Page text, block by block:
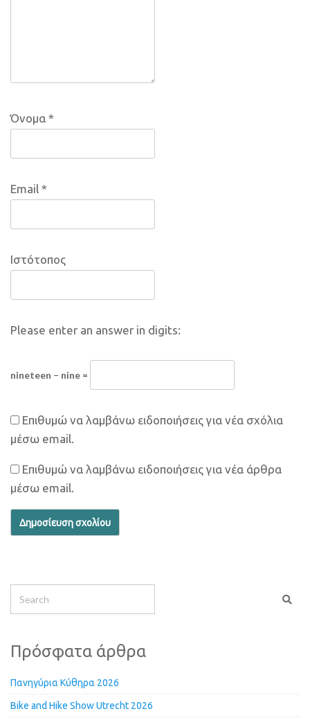
Όνομα *
Email *
Ιστότοπος
Please enter an answer in digits:
nineteen − nine =
Επιθυμώ να λαμβάνω ειδοποιήσεις για νέα σχόλια
μέσω email.
Επιθυμώ να λαμβάνω ειδοποιήσεις για νέα άρθρα
μέσω email.
Πρόσφατα άρθρα
Πανηγύρια Κύθηρα 2026
Bike and Hike Show Utrecht 2026